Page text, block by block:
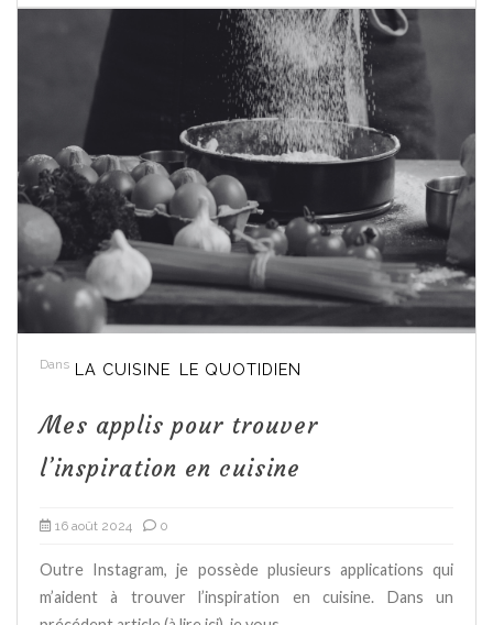
Dans LA CUISINE LE QUOTIDIEN
Mes applis pour trouver
l’inspiration en cuisine
16 août 2024 0
Outre Instagram, je possède plusieurs applications qui
m’aident à trouver l’inspiration en cuisine. Dans un